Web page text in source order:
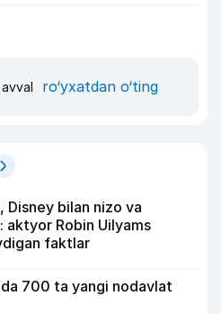
ro‘yxatdan o‘ting
Disney bilan nizo va
aktyor Robin Uilyams
faktlar
700 ta yangi nodavlat